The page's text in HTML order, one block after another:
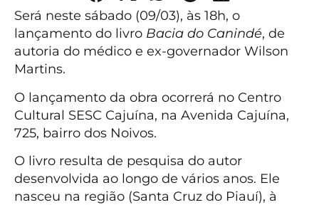
Será neste sábado (09/03), às 18h, o
lançamento do livro Bacia do Canindé, de
autoria do médico e ex-governador Wilson
Martins.
O lançamento da obra ocorrerá no Centro
Cultural SESC Cajuína, na Avenida Cajuína,
725, bairro dos Noivos.
O livro resulta de pesquisa do autor
desenvolvida ao longo de vários anos. Ele
nasceu na região (Santa Cruz do Piauí), à